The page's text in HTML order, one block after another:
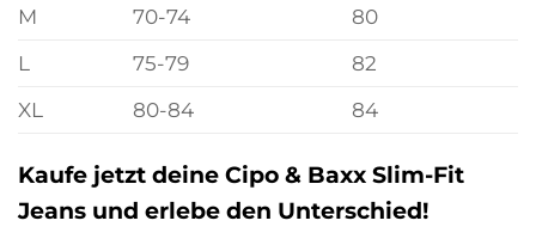
M
70-74
80
L
75-79
82
XL
80-84 84
Kaufe jetzt deine Cipo & Baxx Slim-Fit
Jeans und erlebe den Unterschied!